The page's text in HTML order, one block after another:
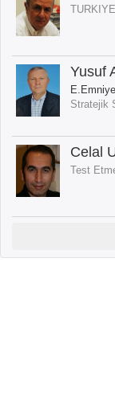
Yusuf
Stratejik
Celal
Test